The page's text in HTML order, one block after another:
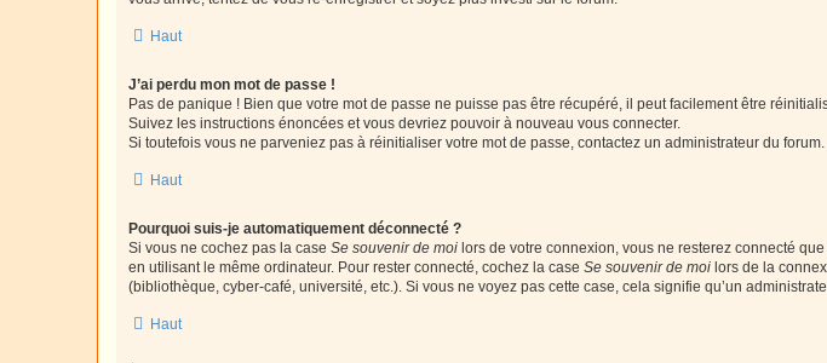
Haut
J’ai perdu mon mot de passe !
Pas de panique ! Bien que votre mot de passe ne puisse pas être récupéré, il peut facilement être
Suivez les instructions énoncées et vous devriez pouvoir à nouveau vous connecter.
Si toutefois vous ne parveniez pas à réinitialiser votre mot de passe, contactez un administrateur du forum.
Haut
Pourquoi suis-je automatiquement déconnecté ?
Si vous ne cochez pas la case Se souvenir de moi lors de votre connexion, vous ne resterez connecté
en utilisant le même ordinateur. Pour rester connecté, cochez la case Se souvenir de moi lors de la
(bibliothèque, cyber-café, université, etc.). Si vous ne voyez pas cette case, cela signifie qu’un
Haut